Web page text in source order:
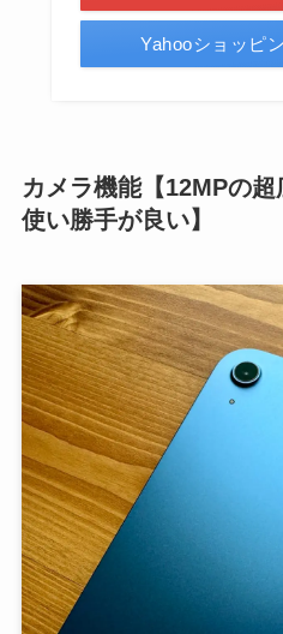
Yahooショッピ
カメラ機能【12MPの
使い勝手が良い】